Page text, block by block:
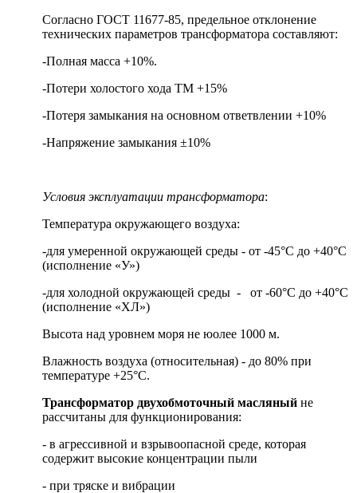
Согласно ГОСТ 11677-85, предельное отклонение
технических параметров трансформатора составляют:
-Полная масса +10%.
-Потери холостого хода ТМ +15%
-Потеря замыкания на основном ответвлении +10%
-Напряжение замыкания ±10%
Условия эксплуатации трансформатора:
Температура окружающего воздуха:
-для умеренной окружающей среды - от -45°С до +40°С
(исполнение «У»)
-для холодной окружающей среды - от -60°С до +40°С
(исполнение «ХЛ»)
Высота над уровнем моря не юолее 1000 м.
Влажность воздуха (относительная) - до 80% при
температуре +25°С.
Трансформатор двухобмоточный масляныйне
рассчитаны для функционирования:
- в агрессивной и взрывоопасной среде, которая
содержит высокие концентрации пыли
- при тряске и вибрации